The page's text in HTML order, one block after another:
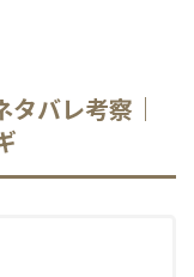
バレ考察｜